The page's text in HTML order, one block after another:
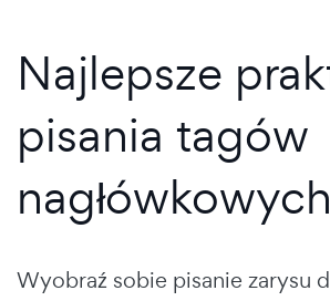
Najlepsze
pisania tagów
nagłówkowych
Wyobraź sobie pisanie zarysu